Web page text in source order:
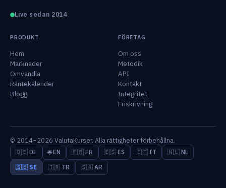
Live sedan 2014
PRODUKT
Hem
Marknader
Omvandla
Räntekalender
Blogg
FÖRETAG
Om oss
Metodik
API
Kontakt
Integritet
Friskrivning
© 2014–2026 ValutaKurser. Alla rättigheter förbehållna.
🇩🇪 DE 🌐 EN 🇫🇷 FR 🇪🇸 ES 🇮🇹 IT
🇳🇱 NL
🇸🇪 SE
🇹🇷 TR 🇸🇦 AR